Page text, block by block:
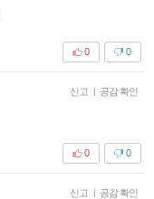
0
0
신고 | 공감 확인
0
0
신고 | 공감 확인